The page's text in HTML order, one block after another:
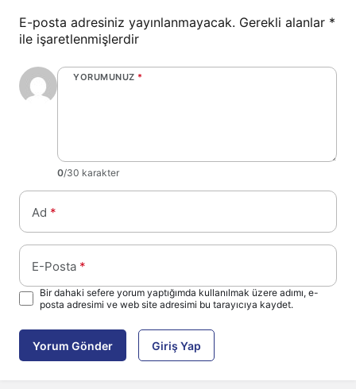
E-posta adresiniz yayınlanmayacak. Gerekli alanlar *
ile işaretlenmişlerdir
YORUMUNUZ *
0/30 karakter
Ad *
E-Posta *
Bir dahaki sefere yorum yaptığımda kullanılmak üzere adımı, e-
posta adresimi ve web site adresimi bu tarayıcıya kaydet.
Yorum Gönder Giriş Yap